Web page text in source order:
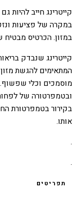
קייטרינג חייב להיות
במקרה של פציעות
במזון. הכרטיס מבטיח
קייטרינג שנבדק
המתאימים להגשת
מוסמכים וכלי
בקירור בטמפרטורת
אותו.
.
.
תפריטים